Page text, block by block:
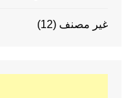
غير مصنف (12)